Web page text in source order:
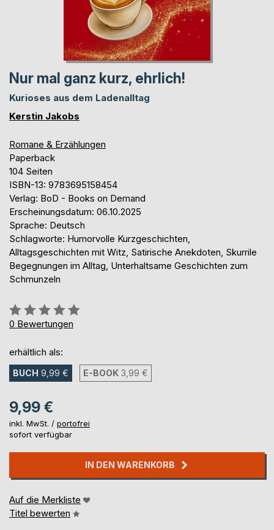
Nur mal ganz kurz, ehrlich!
Kurioses aus dem Ladenalltag
Kerstin Jakobs
Romane & Erzählungen
Paperback
104 Seiten
ISBN-13: 9783695158454
Verlag: BoD - Books on Demand
Erscheinungsdatum: 06.10.2025
Sprache: Deutsch
Schlagworte: Humorvolle Kurzgeschichten,
Alltagsgeschichten mit Witz, Satirische Anekdoten, Skurrile
Begegnungen im Alltag, Unterhaltsame Geschichten zum
Schmunzeln
Bewertung::
0%
0 Bewertungen
erhältlich als:
BUCH 9,99 € E-BOOK 3,99 €
9,99 €
inkl. MwSt. / portofrei
sofort verfügbar
IN DEN WARENKORB
Auf die Merkliste
Titel bewerten